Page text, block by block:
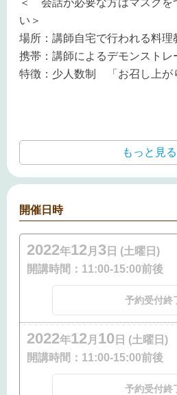
い＞
場所：講師自宅で行われる料理
携帯：講師によるデモンストレ
特徴：少人数制 「お召し上が
もっと見
開催日時
2022年12月 3 日 (土曜日)
開講時間： 11:00-15:00前後
予約受付終
2022年12月 10 日 (土曜日)
開講時間： 11:00-15:00前後
予約受付終